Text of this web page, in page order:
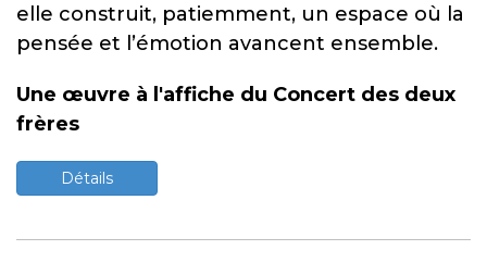
elle construit, patiemment, un espace où la
pensée et l’émotion avancent ensemble.
Une œuvre à l'affiche du Concert des deux
frères
Détails